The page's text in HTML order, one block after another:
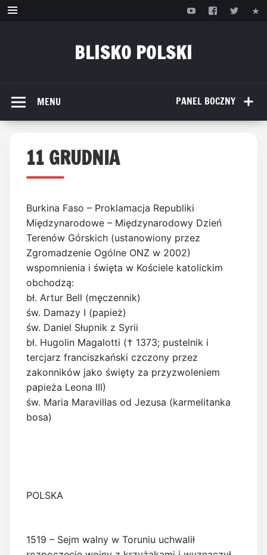
Przejdź
BLISKO POLSKI
PANEL BOCZNY
MENU
11 GRUDNIA
Burkina Faso – Proklamacja Republiki
Międzynarodowe – Międzynarodowy Dzień
Terenów Górskich (ustanowiony przez
Zgromadzenie Ogólne ONZ w 2002)
wspomnienia i święta w Kościele katolickim
obchodzą:
bł. Artur Bell (męczennik)
św. Damazy I (papież)
św. Daniel Słupnik z Syrii
bł. Hugolin Magalotti († 1373; pustelnik i
tercjarz franciszkański czczony przez
zakonników jako święty za przyzwoleniem
papieża Leona III)
św. Maria Maravillas od Jezusa (karmelitanka
bosa)
POLSKA
1519 – Sejm walny w Toruniu uchwalił